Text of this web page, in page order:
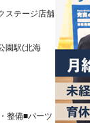
ステージ店舗
園駅(北海
整備■パーツ